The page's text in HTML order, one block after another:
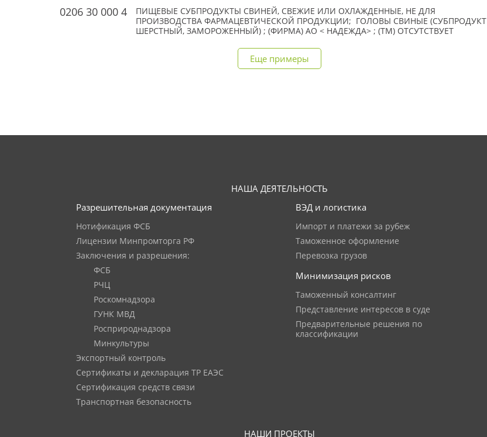
0206 30 000 4
ПИЩЕВЫЕ СУБПРОДУКТЫ СВИНЕЙ, СВЕЖИЕ ИЛИ ОХЛАЖДЕННЫЕ, НЕ ДЛЯ
ПРОИЗВОДСТВА ФАРМАЦЕВТИЧЕСКОЙ ПРОДУКЦИИ; ГОЛОВЫ СВИНЫЕ (СУБПРОДУКТ
ШЕРСТНЫЙ, ЗАМОРОЖЕННЫЙ) ; (ФИРМА) АО < НАДЕЖДА> ; (TM) ОТСУТСТВУЕТ
Еще примеры
НАША ДЕЯТЕЛЬНОСТЬ
Разрешительная документация
Нотификация ФСБ
Лицензии Минпромторга РФ
Заключения и разрешения:
ФСБ
РЧЦ
Роскомнадзора
ГУНК МВД
Росприроднадзора
Минкультуры
Экспортный контроль
Сертификаты и декларация ТР ЕАЭС
Сертификация средств связи
Транспортная безопасность
ВЭД и логистика
Импорт и платежи за рубеж
Таможенное оформление
Перевозка грузов
Минимизация рисков
Таможенный консалтинг
Представление интересов в суде
Предварительные решения по
классификации
НАШИ ПРОЕКТЫ